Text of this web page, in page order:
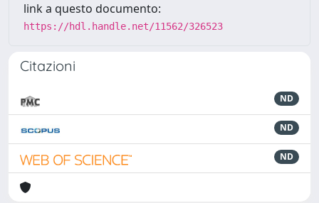
link a questo documento:
https://hdl.handle.net/11562/326523
Citazioni
ND
ND
ND